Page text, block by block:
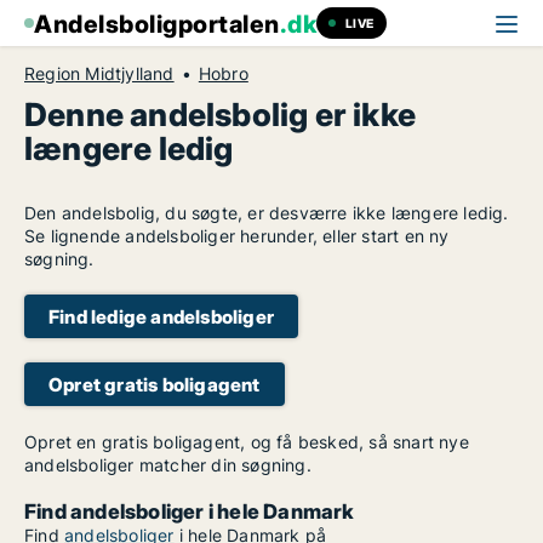
Andelsboligportalen.dk LIVE
Region Midtjylland Hobro
Denne andelsbolig er ikke
længere ledig
Den andelsbolig, du søgte, er desværre ikke længere ledig.
Se lignende andelsboliger herunder, eller start en ny
søgning.
Find ledige andelsboliger
Opret gratis boligagent
Opret en gratis boligagent, og få besked, så snart nye
andelsboliger matcher din søgning.
Find andelsboliger i hele Danmark
Find andelsboliger i hele Danmark på